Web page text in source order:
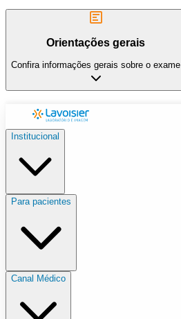
Orientações gerais
Confira informações gerais sobre o exame
Institucional
Para pacientes
Canal Médico